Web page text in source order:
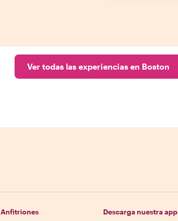
Ver todas las experiencias en Boston
Anfitriones
Descarga nuestra app